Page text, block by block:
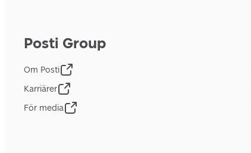
Posti Group
Om Posti
Karriärer
För media